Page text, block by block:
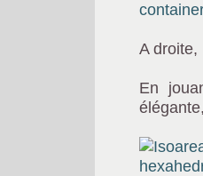
A droite,
En